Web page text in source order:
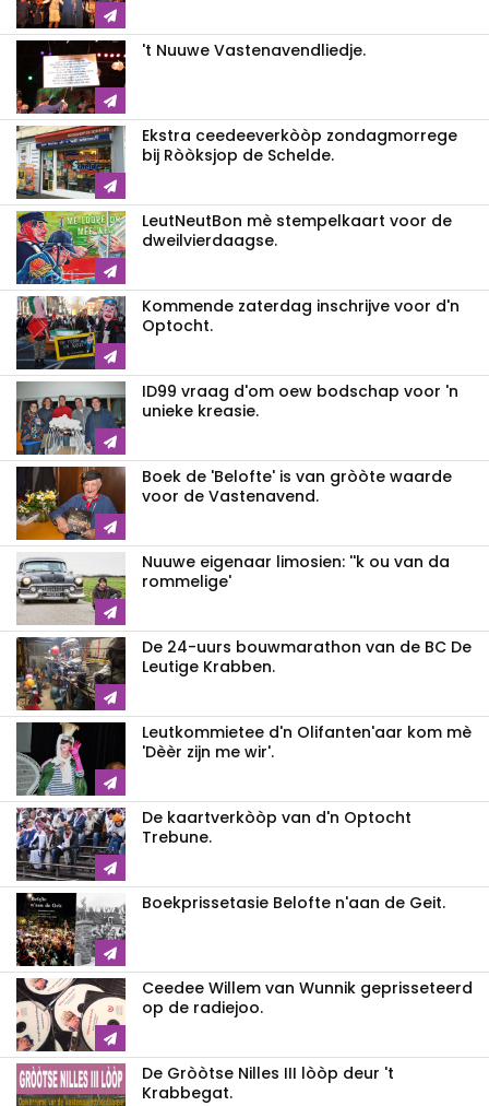
't Nuuwe Vastenavendliedje.
Ekstra ceedeeverkòòp zondagmorrege
bij Ròòksjop de Schelde.
LeutNeutBon mè stempelkaart voor de
dweilvierdaagse.
Kommende zaterdag inschrijve voor d'n
Optocht.
ID99 vraag d'om oew bodschap voor 'n
unieke kreasie.
Boek de 'Belofte' is van gròòte waarde
voor de Vastenavend.
Nuuwe eigenaar limosien: ''k ou van da
rommelige'
De 24-uurs bouwmarathon van de BC De
Leutige Krabben.
Leutkommietee d'n Olifanten'aar kom mè
'Dèèr zijn me wir'.
De kaartverkòòp van d'n Optocht
Trebune.
Boekprissetasie Belofte n'aan de Geit.
Ceedee Willem van Wunnik geprisseteerd
op de radiejoo.
De Gròòtse Nilles III lòòp deur 't
Krabbegat.